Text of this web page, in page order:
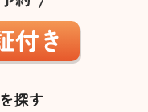
を探す